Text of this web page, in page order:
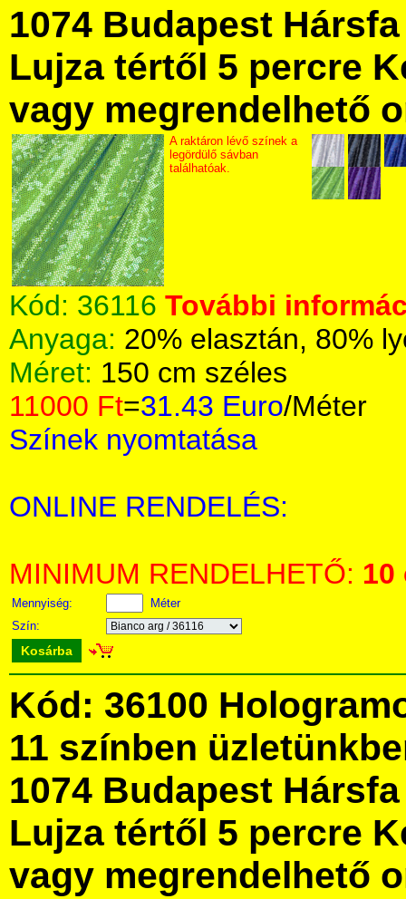
1074 Budapest
Lujza tértől 5 percre
vagy megrendelhető
A raktáron lévő színek a
legördülő sávban
találhatóak.
Kód: 36116 További
Anyaga: 20% elasztán, 80%
Méret: 150 cm széles
11000 Ft=31.43 Euro/Méter
Színek nyomtatása
ONLINE RENDELÉS:
MINIMUM RENDELHETŐ: 10
Mennyiség:
Méter
Szín:
Kosárba
Kód: 36100
11 színben
1074 Budapest
Lujza tértől 5 percre
vagy megrendelhető